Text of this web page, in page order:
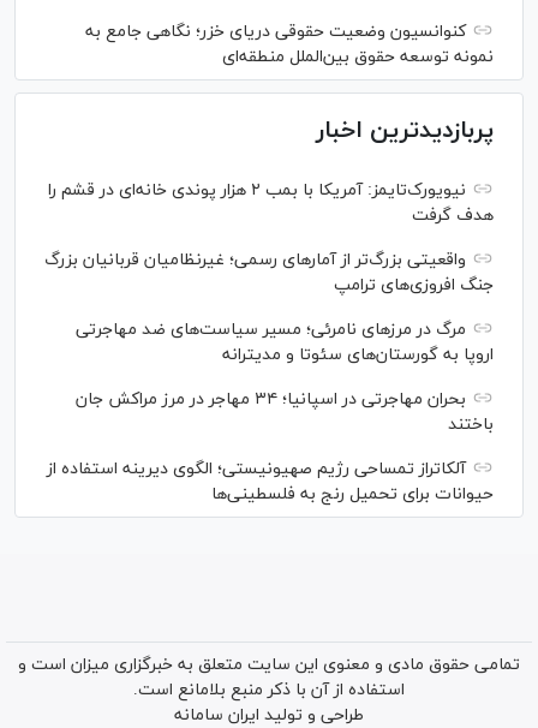
کنوانسیون وضعیت حقوقی دریای خزر؛ نگاهی جامع به
نمونه توسعه حقوق بین‌الملل منطقه‌ای
پربازدیدترین اخبار
نیویورک‌تایمز: آمریکا با بمب ۲ هزار پوندی خانه‌ای در قشم را
هدف گرفت
واقعیتی بزرگ‌تر از آمار‌های رسمی؛ غیرنظامیان قربانیان بزرگ
جنگ افروزی‌های ترامپ
مرگ در مرز‌های نامرئی؛ مسیر سیاست‌های ضد مهاجرتی
اروپا به گورستان‌های سئوتا و مدیترانه
بحران مهاجرتی در اسپانیا؛ ۳۴ مهاجر در مرز مراکش جان
باختند
آلکاتراز تمساحی رژیم صهیونیستی؛ الگوی دیرینه استفاده از
حیوانات برای تحمیل رنج به فلسطینی‌ها
تمامی حقوق مادی و معنوی این سایت متعلق به خبرگزاری میزان است و
استفاده از آن با ذکر منبع بلامانع است.
طراحی و تولید ایران سامانه